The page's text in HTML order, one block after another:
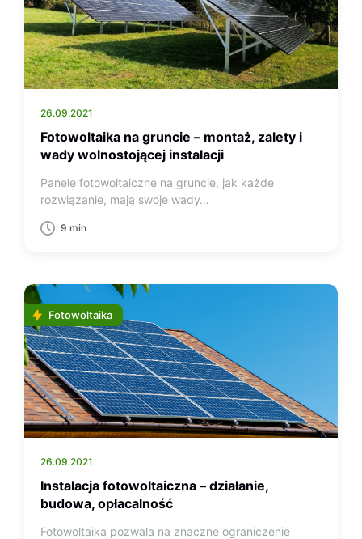
26.09.2021
Fotowoltaika na gruncie – montaż, zalety i
wady wolnostojącej instalacji
Panele fotowoltaiczne na gruncie, jak każde
rozwiązanie, mają swoje wady…
9 min
Fotowoltaika
26.09.2021
Instalacja fotowoltaiczna – działanie,
budowa, opłacalność
Fotowoltaika pozwala na znaczne ograniczenie